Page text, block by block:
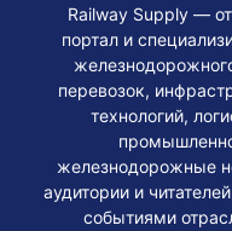
Railway Supply —
портал и
перевозок,
технологий,
железнодорожные
аудитории и
событиями